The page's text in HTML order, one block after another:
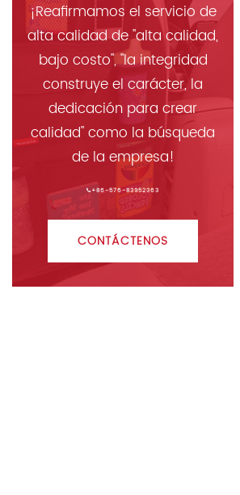
¡Reafirmamos el servicio de
alta calidad de "alta calidad,
bajo costo", "la integridad
construye el carácter, la
dedicación para crear
calidad" como la búsqueda
de la empresa!
+86-576-83952363
CONTÁCTENOS